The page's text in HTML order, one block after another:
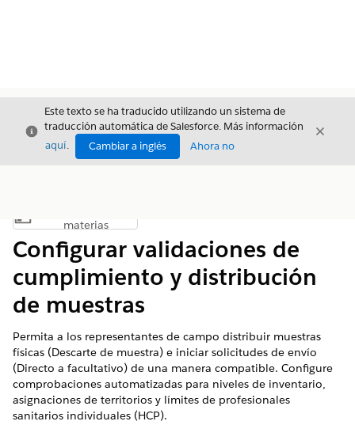
Cerrar
Este texto se ha traducido utilizando un sistema de
traducción automática de Salesforce. Más información
aquí. Cambiar a inglés Ahora no
Cerrar
Mostrar índice de materias
materias
Configurar validaciones de
cumplimiento y distribución
de muestras
Permita a los representantes de campo distribuir muestras
físicas (Descarte de muestra) e iniciar solicitudes de envío
(Directo a facultativo) de una manera compatible. Configure
comprobaciones automatizadas para niveles de inventario,
asignaciones de territorios y límites de profesionales
sanitarios individuales (HCP).